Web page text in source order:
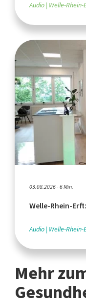
Audio Welle-Rhein-
03.08.2026 - 6 Min.
Welle-Rhein-
Audio Welle-Rhein-
Mehr